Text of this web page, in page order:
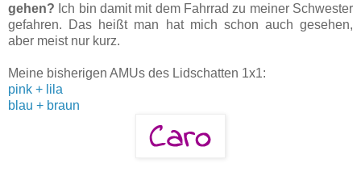
gehen? Ich bin damit mit dem Fahrrad zu meiner Schwester
gefahren. Das heißt man hat mich schon auch gesehen,
aber meist nur kurz.
Meine bisherigen AMUs des Lidschatten 1x1:
pink + lila
blau + braun